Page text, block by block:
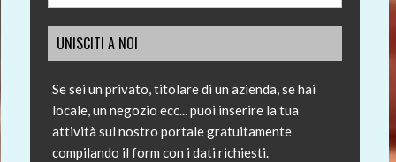
UNISCITI A NOI
Se sei un privato, titolare di un azienda, se hai
locale, un negozio ecc... puoi inserire la tua
attività sul nostro portale gratuitamente
compilando il form con i dati richiesti.